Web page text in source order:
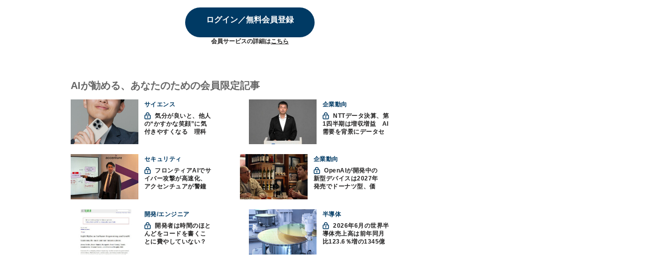
ログイン／無料会員登録
会員サービスの詳細はこちら
AIが勧める、あなたのための会員限定記事
サイエンス
気分が良いと、他人
の“かすかな笑顔”に気
付きやすくなる 理科
企業動向
NTTデータ決算、第
1四半期は増収増益 AI
需要を背景にデータセ
セキュリティ
イバー攻撃が高速化、
アクセンチュアが警鐘
企業動向
OpenAIが開発中の
新型デバイスは2027年
発売でドーナツ型、価
開発/エンジニア
んどをコードを書くこ
とに費やしていない？
半導体
2026年6月の世界半
導体売上高は前年同月
比123.6％増の1345億